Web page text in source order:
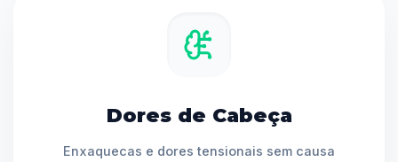
Dores de Cabeça
Enxaquecas e dores tensionais sem causa